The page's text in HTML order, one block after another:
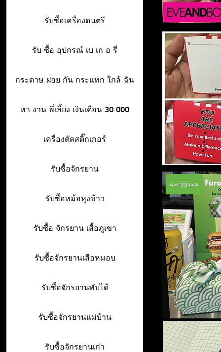
รับซื้อเครื่องดนตรี
รับ ซื้อ อุปกรณ์ เบ เก อ รี่
กระดาษ ฝอย กัน กระแทก ใกล้ ฉัน
หา งาน พี่เลี้ยง เงินเดือน 30 000
เครื่องตัดสติ๊กเกอร์
รับซื้อจักรยาน
รับซื้อหม้อหุงข้าว
รับซื้อ จักรยาน เสื้อภูเขา
รับซื้อจักรยานเสือหมอบ
รับซื้อจักรยานพับได้
รับซื้อจักรยานแม่บ้าน
รับซื้อจักรยานเก่า